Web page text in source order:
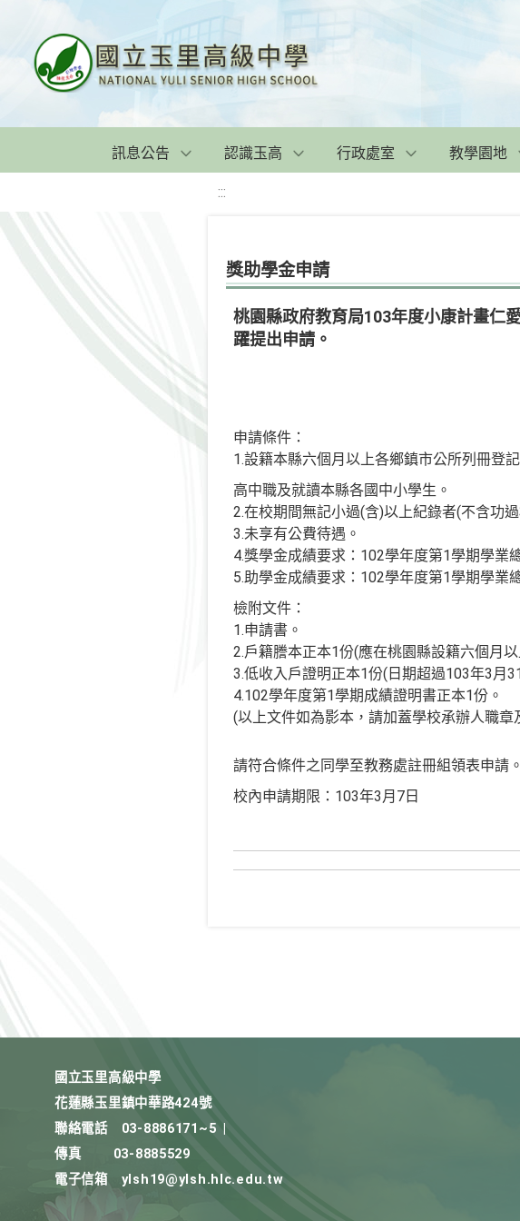
訊息公告 認識玉高 行政處室 教學園地
:::
獎助學金申請
桃園縣政府教育局103年度小康計畫仁
躍提出申請。
申請條件：
1.設籍本縣六個月以上各鄉鎮市公所列冊登
高中職及就讀本縣各國中小學生。
2.在校期間無記小過(含)以上紀錄者(不含功過
3.未享有公費待遇。
4.獎學金成績要求：102學年度第1學期學業
5.助學金成績要求：102學年度第1學期學業
檢附文件：
1.申請書。
2.戶籍謄本正本1份(應在桃園縣設籍六個月
3.低收入戶證明正本1份(日期超過103年3月
4.102學年度第1學期成績證明書正本1份。
(以上文件如為影本，請加蓋學校承辦人職章
請符合條件之同學至教務處註冊組領表申請。
校內申請期限：103年3月7日
國立玉里高級中學
花蓮縣玉里鎮中華路424號
聯絡電話
03-8886171~5
傳真
03-8885529
電子信箱
ylsh19@ylsh.hlc.edu.tw